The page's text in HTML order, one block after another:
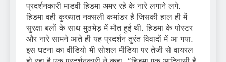
प्रदर्शनकारी माडवी हिडमा अमर रहे के नारे लगाने लगे.
हिडमा वही कुख्यात नक्सली कमांडर है जिसकी हाल ही में
सुरक्षा बलों के साथ मुठभेड़ में मौत हुई थी. हिडमा के पोस्टर
और नारे सामने आते ही यह प्रदर्शन तुरंत विवादों में आ गया.
इस घटना का वीडियो भी सोशल मीडिया पर तेजी से वायरल